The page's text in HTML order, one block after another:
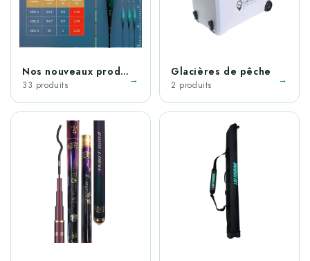
Nos nouveaux produits
33 produits →
Glacières de pêche
2 produits →